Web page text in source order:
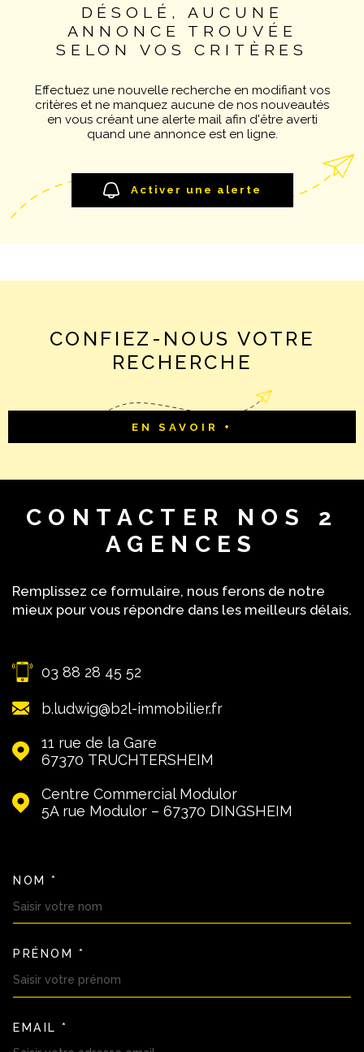
NOTRE
DÉSOLÉ, AUCUNE
ANNONCE TROUVÉE
SELON VOS CRITÈRES
Effectuez une nouvelle recherche en modifiant vos
critères et ne manquez aucune de nos nouveautés
en vous créant une alerte mail afin d'être averti
quand une annonce est en ligne.
Activer une alerte
CONFIEZ-NOUS VOTRE
RECHERCHE
EN SAVOIR +
CONTACTER NOS 2
AGENCES
Remplissez ce formulaire, nous ferons de notre
mieux pour vous répondre dans les meilleurs délais.
03 88 28 45 52
b.ludwig@b2l-immobilier.fr
11 rue de la Gare
67370
TRUCHTERSHEIM
Centre Commercial Modulor
5A rue Modulor – 67370
DINGSHEIM
NOM *
PRÉNOM *
EMAIL *
Pièces
PIÈCES
RECHERCHER